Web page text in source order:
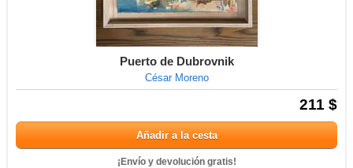
Puerto de Dubrovnik
César Moreno
211 $
Añadir a la cesta
¡Envío y devolución gratis!